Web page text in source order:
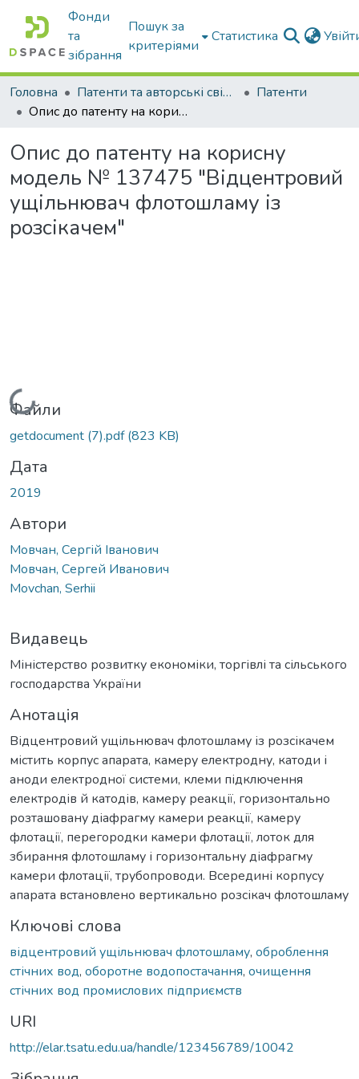
Фонди
та
зібрання
Пошук за
критеріями
Статистика
Головна Патенти та авторські свідоцтва
Патенти
Опис до патенту на корисну модель № 137475 "Відцентровий ущільнювач флотошламу із розсікачем"
Опис до патенту на корисну
модель № 137475 "Відцентровий
ущільнювач флотошламу із
розсікачем"
Вантажиться...
Файли
getdocument (7).pdf(823 KB)
Дата
2019
Автори
Мовчан, Сергій Іванович
Мовчан, Сергей Иванович
Movchan, Serhii
Видавець
Міністерство розвитку економіки, торгівлі та сільського
господарства України
Анотація
Відцентровий ущільнювач флотошламу із розсікачем
містить корпус апарата, камеру електродну, катоди і
аноди електродної системи, клеми підключення
електродів й катодів, камеру реакції, горизонтально
розташовану діафрагму камери реакції, камеру
флотації, перегородки камери флотації, лоток для
збирання флотошламу і горизонтальну діафрагму
камери флотації, трубопроводи. Всередині корпусу
апарата встановлено вертикально розсікач флотошламу
Ключові слова
відцентровий ущільнювач флотошламу, оброблення
стічних вод, оборотне водопостачання, очищення
стічних вод промислових підприємств
URI
http://elar.tsatu.edu.ua/handle/123456789/10042